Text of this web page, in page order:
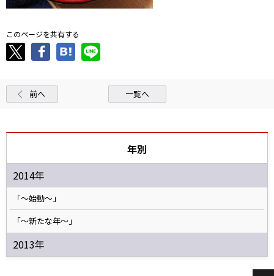
このページを共有する
前へ 一覧へ
年別
2014年
「～始動～」
「～新たな年～」
2013年